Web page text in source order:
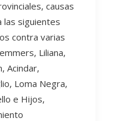
causas
las siguientes
contra varias
Liliana,
Acindar,
Loma Negra,
e Hijos,